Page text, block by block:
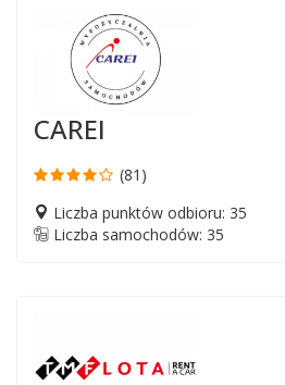
CAREI
(81)
Liczba punktów odbioru: 35
Liczba samochodów: 35